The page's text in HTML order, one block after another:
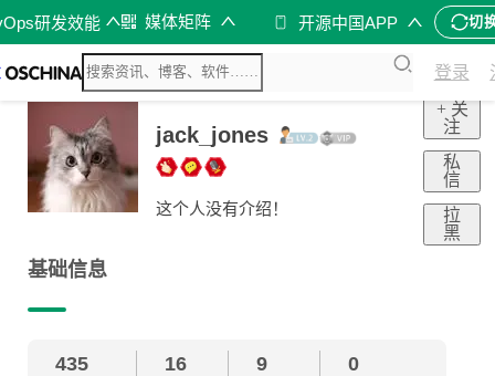
研发效能 媒体矩阵 开源中国APP 切
登录
jack_jones
这个人没有介绍！
+ 关
注
私
信
拉
黑
基础信息
435 16 9 0